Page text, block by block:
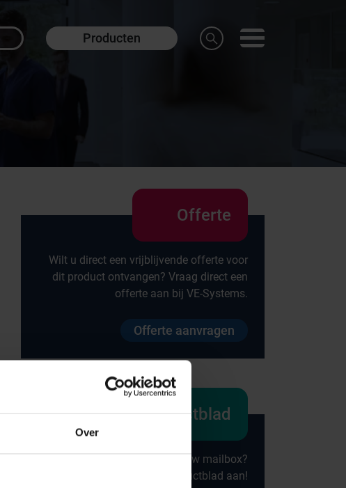
Over
Producten
Offerte
Wilt u direct een vrijblijvende offerte voor
dit product ontvangen? Vraag direct een
offerte aan bij VE-Systems.
Offerte aanvragen
Productblad
Direct alle specificaties in uw mailbox?
Vraag direct het productblad aan!
Onze merken
Hammerlit
Metro
Zarges